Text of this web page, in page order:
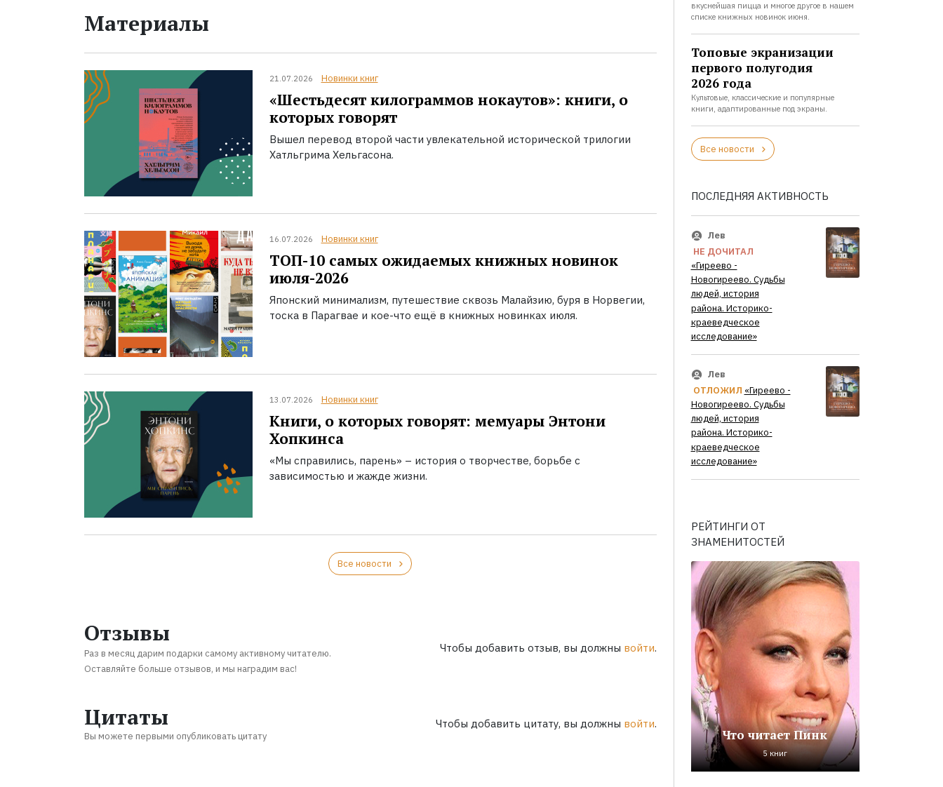
Материалы
21.07.2026 Новинки книг
«Шестьдесят килограммов нокаутов»: книги, о
которых говорят
Вышел перевод второй части увлекательной исторической трилогии
Хатльгрима Хельгасона.
16.07.2026 Новинки книг
ТОП-10 самых ожидаемых книжных новинок
июля-2026
Японский минимализм, путешествие сквозь Малайзию, буря в Норвегии,
тоска в Парагвае и кое-что ещё в книжных новинках июля.
13.07.2026 Новинки книг
Книги, о которых говорят: мемуары Энтони
Хопкинса
«Мы справились, парень» – история о творчестве, борьбе с
зависимостью и жажде жизни.
Все новости
Отзывы
Раз в месяц дарим подарки самому активному читателю.
Оставляйте больше отзывов, и мы наградим вас!
Чтобы добавить отзыв, вы должны войти.
Цитаты
Вы можете первыми опубликовать цитату
Чтобы добавить цитату, вы должны войти.
вкуснейшая пицца и многое другое в нашем
списке книжных новинок июня.
Топовые экранизации
первого полугодия
2026 года
Культовые, классические и популярные
книги, адаптированные под экраны.
Все новости
ПОСЛЕДНЯЯ АКТИВНОСТЬ
Лев
НЕ ДОЧИТАЛ
«Гиреево -
Новогиреево. Судьбы
людей, история
района. Историко-
краеведческое
исследование»
Лев
ОТЛОЖИЛ «Гиреево -
Новогиреево. Судьбы
людей, история
района. Историко-
краеведческое
исследование»
РЕЙТИНГИ ОТ
ЗНАМЕНИТОСТЕЙ
Что читает Пинк
5 книг